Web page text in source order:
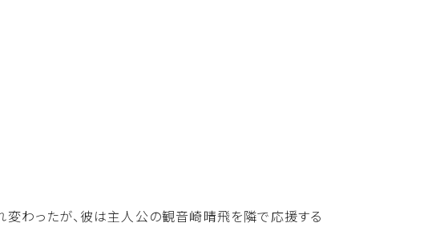
わったが、彼は主人公の観音崎晴飛を隣で応援する